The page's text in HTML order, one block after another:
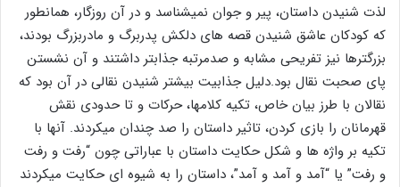
لذت شنیدن داستان، پیر و جوان نمیشناسد و در آن روزگار، همانطور
که کودکان عاشق شنیدن قصه های دلکش پدربرگ و مادربزرگ بودند،
بزرگترها نیز تفریحی مشابه و صدمرتبه جذابتر داشتند و آن نشستن
پای صحبت نقال بود.دلیل جذابیت بیشتر شنیدن نقالی در آن بود که
نقالان با طرز بیان خاص، تکیه کلامها، حرکات و تا حدودی نقش
قهرمانان را بازی کردن، تاثیر داستان را صد چندان میکردند. آنها با
تکیه بر واژه ها و شکل حکایت داستان با عباراتی چون “رفت و رفت
و رفت” یا “آمد و آمد و آمد”، داستان را به شیوه ای حکایت میکردند